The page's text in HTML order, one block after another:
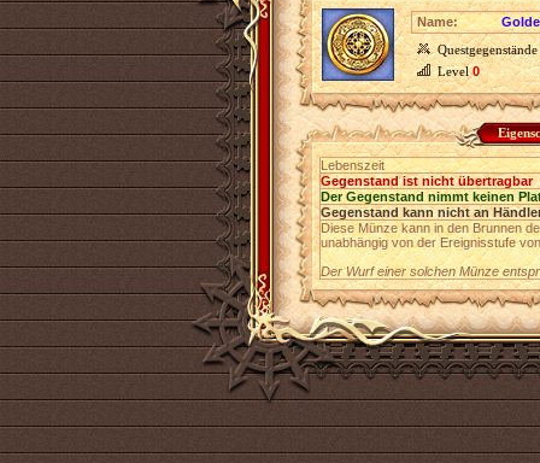
Name:
Questgegenstände
Level0
Lebenszeit
Gegenstand ist nicht übertragbar
Der Gegenstand nimmt keinen
Gegenstand kann nicht an
Diese Münze kann in den Brunnen
unabhängig von der Ereignisstufe
Der Wurf einer solchen Münze